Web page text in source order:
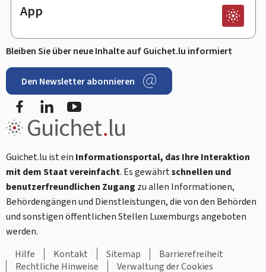
App
Bleiben Sie über neue Inhalte auf Guichet.lu informiert
Den Newsletter abonnieren
FacebookLinkedIn
Guichet.lu ist ein Informationsportal, das Ihre Interaktion
mit dem Staat vereinfacht. Es gewährtschnellen und
benutzerfreundlichen Zugang zu allen Informationen,
Behördengängen und Dienstleistungen, die von den Behörden
und sonstigen öffentlichen Stellen Luxemburgs angeboten
werden.
Hilfe
Kontakt Sitemap
Barrierefreiheit
Rechtliche Hinweise
Verwaltung der Cookies